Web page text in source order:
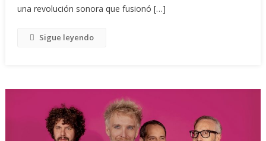
una revolución sonora que fusionó […]
Sigue leyendo